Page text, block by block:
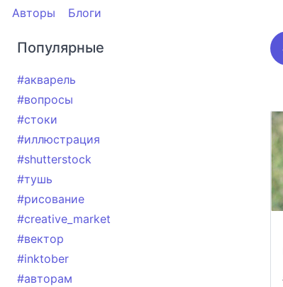
Авторы Блоги
Популярные
#акварель
#вопросы
#стоки
#иллюстрация
#shutterstock
#тушь
#рисование
#creative_market
#вектор
#inktober
#авторам